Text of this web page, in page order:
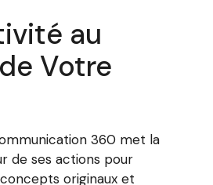
au
Votre
360 met la
de ses actions pour
originaux et